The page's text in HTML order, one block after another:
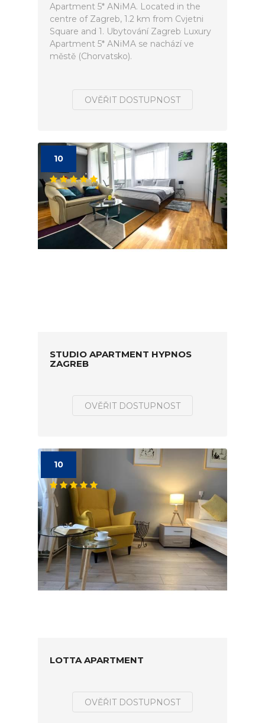
Apartment 5* ANiMA. Located in the
centre of Zagreb, 1.2 km from Cvjetni
Square and 1. Ubytování Zagreb Luxury
Apartment 5* ANiMA se nachází ve
městě (Chorvatsko).
OVĚŘIT DOSTUPNOST
10
STUDIO APARTMENT HYPNOS
ZAGREB
OVĚŘIT DOSTUPNOST
10
LOTTA APARTMENT
OVĚŘIT DOSTUPNOST